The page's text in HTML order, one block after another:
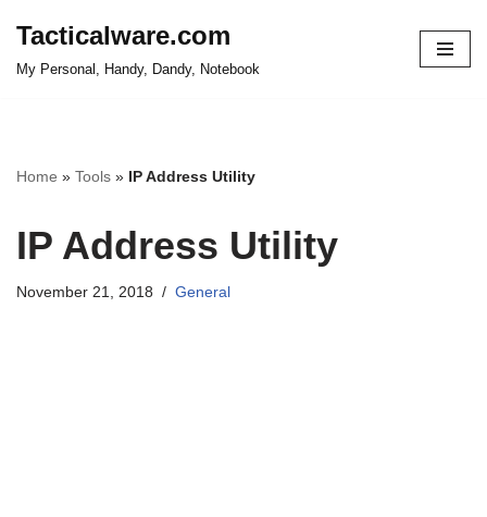
Tacticalware.com
My Personal, Handy, Dandy, Notebook
Home » Tools » IP Address Utility
IP Address Utility
November 21, 2018 General